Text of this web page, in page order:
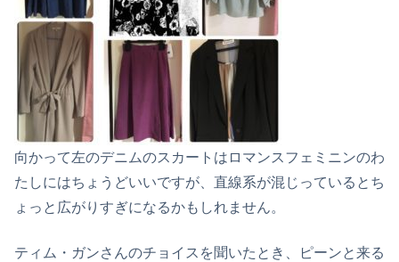
向かって左のデニムのスカートはロマンスフェミニンのわ
たしにはちょうどいいですが、直線系が混じっているとち
ょっと広がりすぎになるかもしれません。
ティム・ガンさんのチョイスを聞いたとき、ピーンと来る